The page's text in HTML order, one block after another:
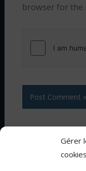
Gérer
cookies
browser for